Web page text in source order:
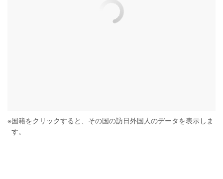
※国籍をクリックすると、その国の訪日外国人のデータを表示しま
す。